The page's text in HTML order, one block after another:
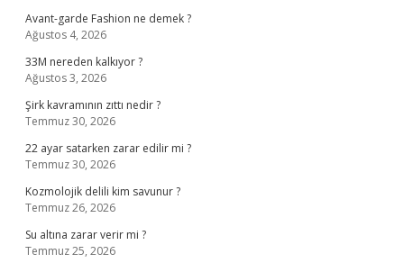
Avant-garde Fashion ne demek ?
Ağustos 4, 2026
33M nereden kalkıyor ?
Ağustos 3, 2026
Şirk kavramının zıttı nedir ?
Temmuz 30, 2026
22 ayar satarken zarar edilir mi ?
Temmuz 30, 2026
Kozmolojik delili kim savunur ?
Temmuz 26, 2026
Su altına zarar verir mi ?
Temmuz 25, 2026